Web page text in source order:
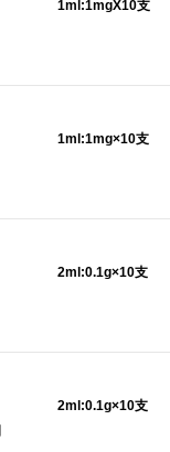
1ml:1mgX10支
1ml:1mg×10支
2ml:0.1g×10支
2ml:0.1g×10支